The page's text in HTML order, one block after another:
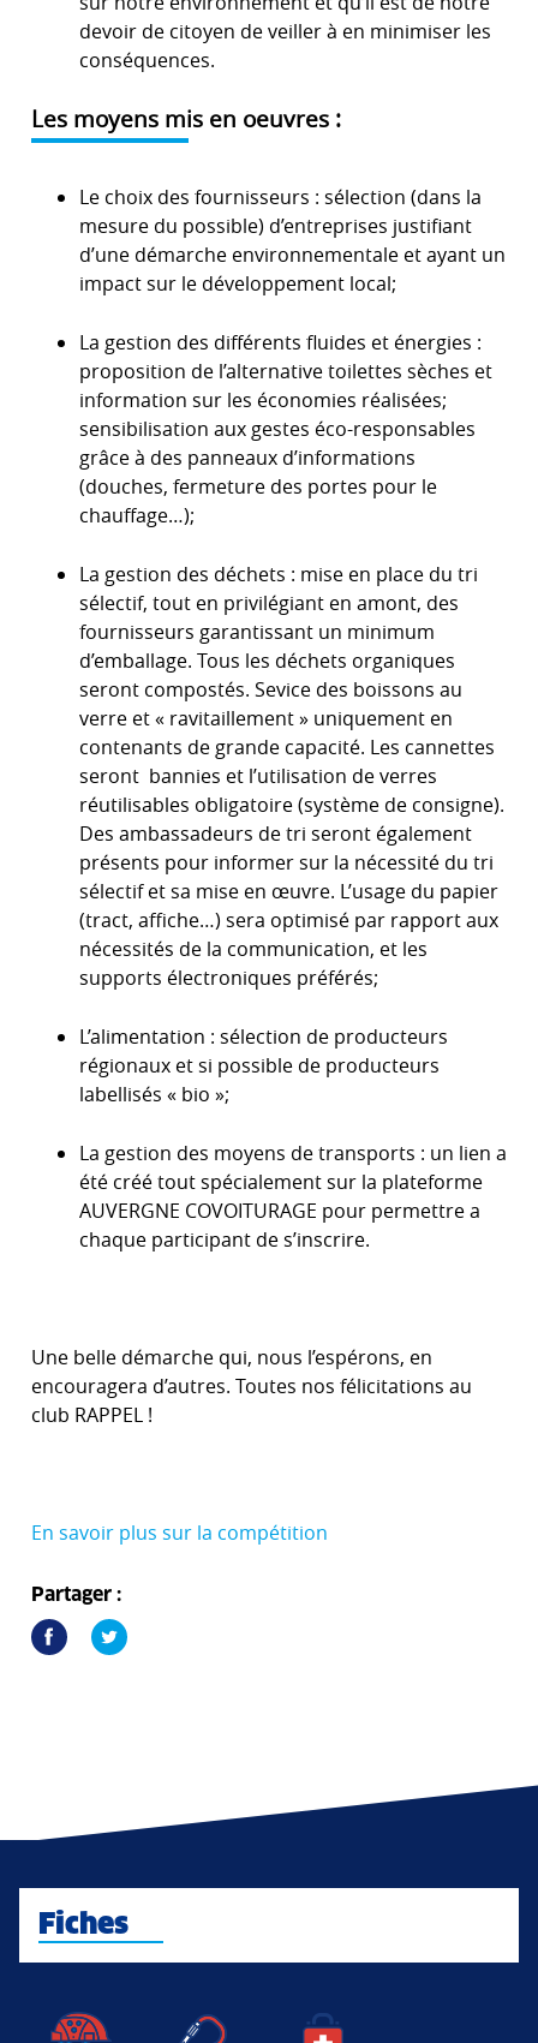
devoir de citoyen de veiller à en minimiser les
conséquences.
Les moyens mis en oeuvres :
Le choix des fournisseurs : sélection (dans la
mesure du possible) d’entreprises justifiant
d’une démarche environnementale et ayant un
impact sur le développement local;
La gestion des différents fluides et énergies :
proposition de l’alternative toilettes sèches et
information sur les économies réalisées;
sensibilisation aux gestes éco-responsables
grâce à des panneaux d’informations
(douches, fermeture des portes pour le
chauffage…);
La gestion des déchets : mise en place du tri
sélectif, tout en privilégiant en amont, des
fournisseurs garantissant un minimum
d’emballage. Tous les déchets organiques
seront compostés. Sevice des boissons au
verre et « ravitaillement » uniquement en
contenants de grande capacité. Les cannettes
seront bannies et l’utilisation de verres
réutilisables obligatoire (système de consigne).
Des ambassadeurs de tri seront également
présents pour informer sur la nécessité du tri
sélectif et sa mise en œuvre. L’usage du papier
(tract, affiche…) sera optimisé par rapport aux
nécessités de la communication, et les
supports électroniques préférés;
L’alimentation : sélection de producteurs
régionaux et si possible de producteurs
labellisés « bio »;
La gestion des moyens de transports : un lien a
été créé tout spécialement sur la plateforme
AUVERGNE COVOITURAGE pour permettre a
chaque participant de s’inscrire.
Une belle démarche qui, nous l’espérons, en
encouragera d’autres. Toutes nos félicitations au
club RAPPEL !
En savoir plus sur la compétition
Partager :
Fiches